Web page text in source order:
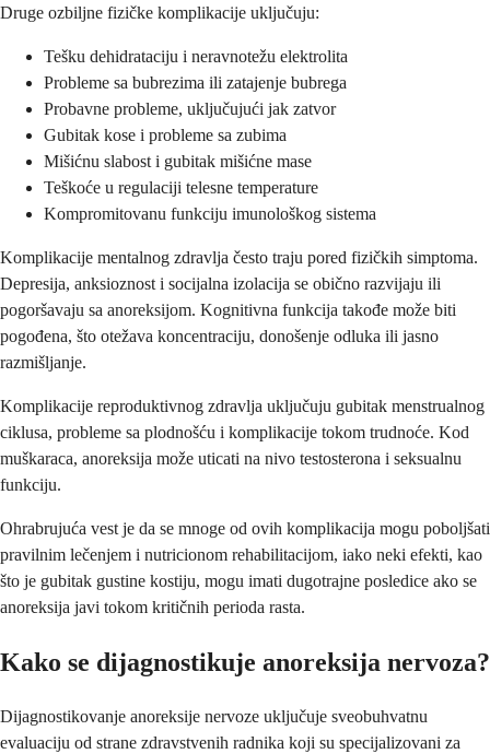
Druge ozbiljne fizičke komplikacije uključuju:
Tešku dehidrataciju i neravnotežu elektrolita
Probleme sa bubrezima ili zatajenje bubrega
Probavne probleme, uključujući jak zatvor
Gubitak kose i probleme sa zubima
Mišićnu slabost i gubitak mišićne mase
Teškoće u regulaciji telesne temperature
Kompromitovanu funkciju imunološkog sistema
Komplikacije mentalnog zdravlja često traju pored fizičkih simptoma.
Depresija, anksioznost i socijalna izolacija se obično razvijaju ili
pogoršavaju sa anoreksijom. Kognitivna funkcija takođe može biti
pogođena, što otežava koncentraciju, donošenje odluka ili jasno
razmišljanje.
Komplikacije reproduktivnog zdravlja uključuju gubitak menstrualnog
ciklusa, probleme sa plodnošću i komplikacije tokom trudnoće. Kod
muškaraca, anoreksija može uticati na nivo testosterona i seksualnu
funkciju.
Ohrabrujuća vest je da se mnoge od ovih komplikacija mogu poboljšati
pravilnim lečenjem i nutricionom rehabilitacijom, iako neki efekti, kao
što je gubitak gustine kostiju, mogu imati dugotrajne posledice ako se
anoreksija javi tokom kritičnih perioda rasta.
Kako se dijagnostikuje anoreksija nervoza?
Dijagnostikovanje anoreksije nervoze uključuje sveobuhvatnu
evaluaciju od strane zdravstvenih radnika koji su specijalizovani za